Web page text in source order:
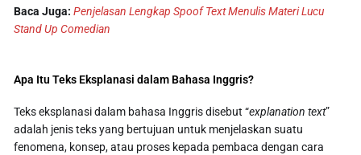
Baca Juga:Penjelasan Lengkap Spoof Text Menulis Materi Lucu
Stand Up Comedian
Apa Itu Teks Eksplanasi dalam Bahasa Inggris?
Teks eksplanasi dalam bahasa Inggris disebut “explanation text”
adalah jenis teks yang bertujuan untuk menjelaskan suatu
fenomena, konsep, atau proses kepada pembaca dengan cara